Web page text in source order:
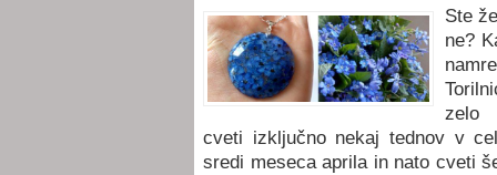
Ste
ne?
zelo
cveti izključno nekaj tednov v
sredi meseca aprila in nato cveti